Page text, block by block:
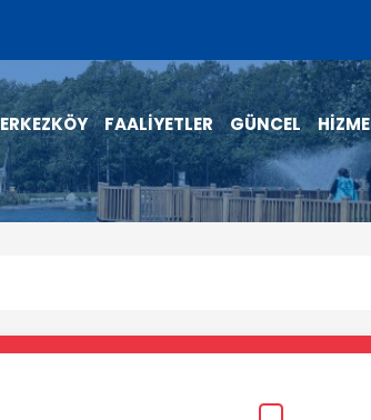
FAALİYETLER GÜNCEL